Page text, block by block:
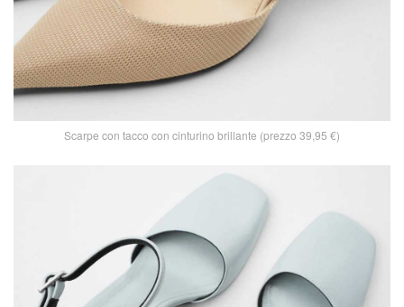
Scarpe con tacco con cinturino brillante (prezzo 39,95 €)